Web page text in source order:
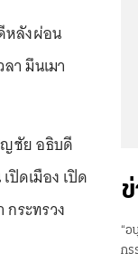
หลังผ่อน
า มึนเมา
ญชัย อธิบดี
ปิดเมือง เปิด
กระทรวง
“อ
กร